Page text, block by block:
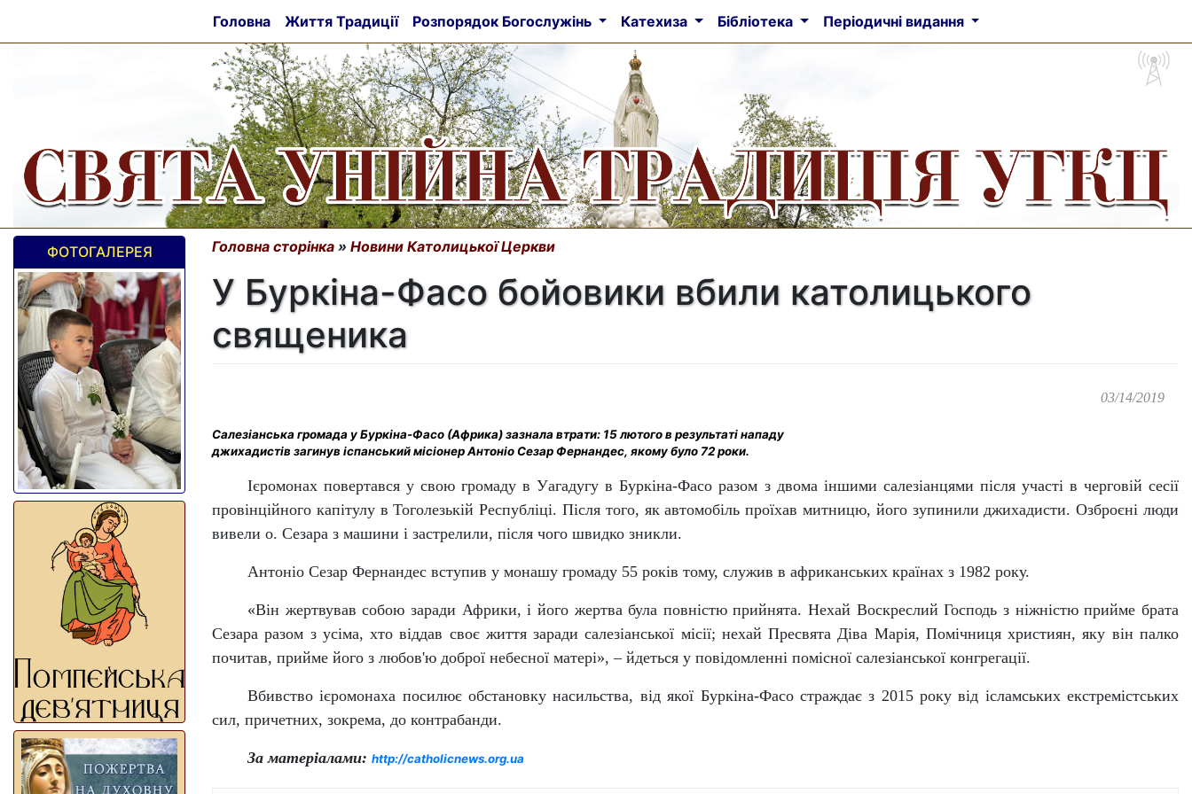
Головна Життя Традиції Розпорядок Богослужінь Катехиза Бібліотека Періодичні видання
ФОТОГАЛЕРЕЯ Головна сторінка » Новини Католицької Церкви
У Буркіна-Фасо бойовики вбили католицького
священика
03/14/2019
Cалезіанська громада у Буркіна-Фасо (Африка) зазнала втрати: 15 лютого в результаті нападу
джихадистів загинув іспанський місіонер Антоніо Сезар Фернандес, якому було 72 роки.
Ієромонах повертався у свою громаду в Уагадугу в Буркіна-Фасо разом з двома іншими салезіанцями після участі в черговій сесії
провінційного капітулу в Тоголезькій Республіці. Після того, як автомобіль проїхав митницю, його зупинили джихадисти. Озброєні люди
вивели о. Сезара з машини і застрелили, після чого швидко зникли.
Антоніо Сезар Фернандес вступив у монашу громаду 55 років тому, служив в африканських країнах з 1982 року.
«Він жертвував собою заради Африки, і його жертва була повністю прийнята. Нехай Воскреслий Господь з ніжністю прийме брата
Сезара разом з усіма, хто віддав своє життя заради салезіанської місії; нехай Пресвята Діва Марія, Помічниця християн, яку він палко
почитав, прийме його з любов'ю доброї небесної матері», – йдеться у повідомленні помісної салезіанської конгрегації.
Вбивство ієромонаха посилює обстановку насильства, від якої Буркіна-Фасо страждає з 2015 року від ісламських екстремістських
сил, причетних, зокрема, до контрабанди.
За матеріалами: http://catholicnews.org.ua